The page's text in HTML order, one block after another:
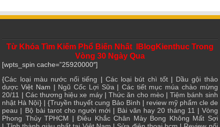
Từ Khóa Tìm Kiếm Phổ Biến Nhất IBlogKienthuc Trong
Vòng 30 Ngày Qua
[wpts_spin cache=”25920000″]
{Các loại màu nước nổi tiếng | Các loại bút chì tốt| Dầu gội thảo
dược Việt Nam | Ngũ Cốc Lợi Sữa | Các tiết mục múa chào mừng
20/11 | Các thương hiệu xe máy|Thức ăn cho mèo|Tiệm bánh sinh
nhật Hà Nội} | {Truyền thuyết cung Bảo Bình | review mỹ phẩm cle de
peau | Bộ bài tarot cho người mới| Bài văn hay 20 tháng 11 | Vòng
Phong Thủy TPHCM |Điêu Khắc Chân Mày Bong Không Mất Sợi